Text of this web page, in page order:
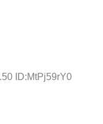
ID:MtPj59rY0